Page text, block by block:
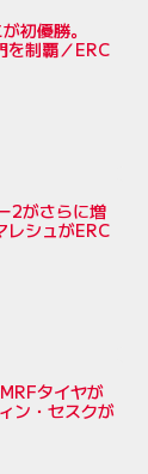
初優勝。
を制覇／ERC
2がさらに増
レシュがERC
タイヤが
ン・セスクが